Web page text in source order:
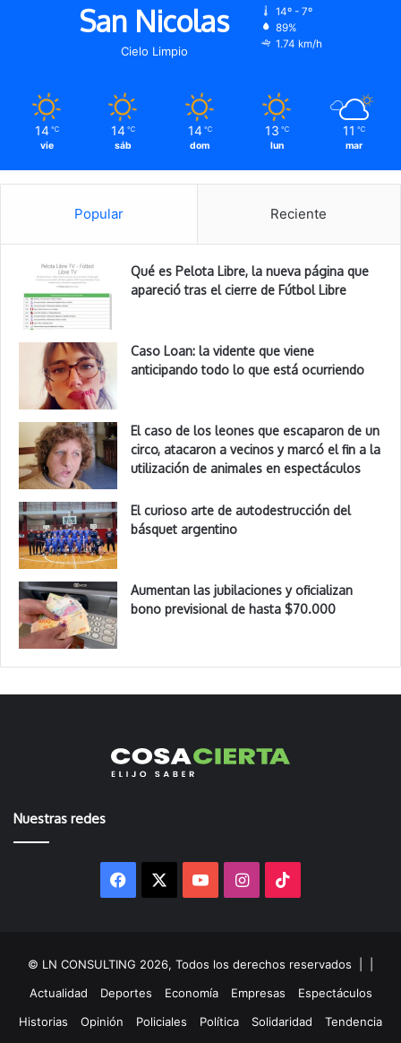
San Nicolas
Cielo Limpio
14º - 7º
89%
1.74 km/h
14 ℃
vie
14 ℃
sáb
14 ℃
dom
13 ℃
lun
11 ℃
mar
Popular Reciente
Qué es Pelota Libre, la nueva página que
apareció tras el cierre de Fútbol Libre
Caso Loan: la vidente que viene
anticipando todo lo que está ocurriendo
El caso de los leones que escaparon de un
circo, atacaron a vecinos y marcó el fin a la
utilización de animales en espectáculos
El curioso arte de autodestrucción del
básquet argentino
Aumentan las jubilaciones y oficializan
bono previsional de hasta $70.000
Nuestras redes
Facebook YouTubeInstagram
© LN CONSULTING 2026, Todos los derechos reservados |
Actualidad
Deportes Economía Empresas
Espectáculos
Historias
Opinión Policiales Política Solidaridad Tendencia